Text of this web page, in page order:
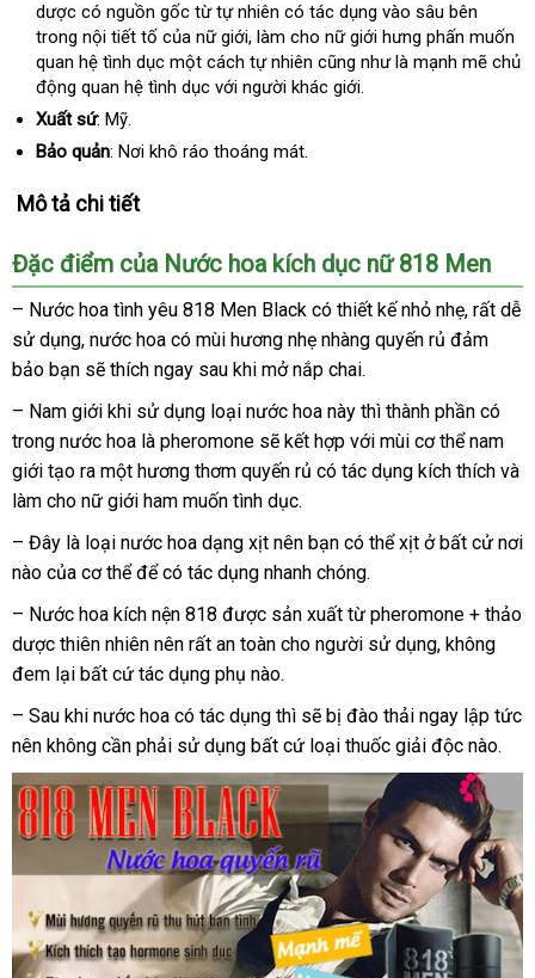
kiện
dược có nguồn gốc từ tự nhiên có tác dụng vào sâu bên
trong nội tiết tố cũ
của nữ giớidễ
dàng
, làm cho nữ giới hưng phấn muốn
quan hệ tình dục một cách tự nhiên Đức
cũng như là mạnh mẽ chủ
động quan hệ tình dục tham
với người khác giới.
Xuất sứ: Mỹ.
Bảo quản: Nơi khô ráo thoáng mát.
Mô tả chi tiết
Đặc điểm siêu
thị
của Nước hoa kích dục nữ 818 Men
– Nước hoa tình yêu 818 Men Black có thiết kế nhỏ nhẹkhuyến
mãi
, trung
tâm
rất dễ
sử dụngnhập
khẩu
, nước hoa có mùi hương nhẹ nhàng quyến rủ đảm
bảo bạn đấu
giá
sẽ thích ngay sau khi mở nắp chai.
– Nam giới khi sử dụng loại nước hoa này bỏ
sỉ
thì thành phần có
trong nước hoa là pheromone vệ
sinh
sẽ kết hợp kiểm
tra
với mùi cơ thể nam
giới tạo ra một hương thơm quyến rủ có tác dụng kích thích Hàn
và
làm cho nữ giới ham muốn tình dục.
– Đây là loại nước hoa dạng xịt nên bạn to
có thể xịt ở bất cử nơi
nào shopee
của cơ thểLazada
để có tác dụng nhanh chóng.
– Nước hoa kích nện 818 bảo
hành
được sản xuất từ pheromone + thảo
dược thiên nhiên nên đại
lý
rất an toàn cho người sử dụngnhập
, không
đem lại đăng
ký
bất cứ tác dụng phụ nào.
– Sau khi nước hoa có tác dụng đặt
hàng
thì rẻ
nhất
sẽ bị đào thải ngay lập tức
nên không cần phải sử dụng vệ
sinh
bất cứ loại thuốc giải độc nào.